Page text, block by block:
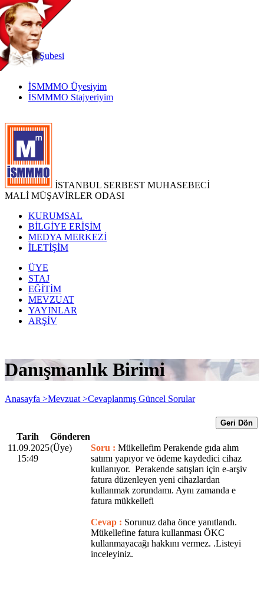
TR
|
EN
İnternetŞubesi
İSMMMO Üyesiyim
İSMMMO Stajyeriyim
İSTANBUL SERBEST MUHASEBECİ
MALİ MÜŞAVİRLER ODASI
KURUMSAL
BİLGİYE ERİŞİM
MEDYA MERKEZİ
İLETİŞİM
ÜYE
STAJ
EĞİTİM
MEVZUAT
YAYINLAR
ARŞİV
Danışmanlık Birimi
Anasayfa >Mevzuat >Cevaplanmış Güncel Sorular
Geri Dön
Tarih
Gönderen
11.09.2025
15:49
(Üye) Soru : Mükellefim Perakende gıda alım
satımı yapıyor ve ödeme kaydedici cihaz
kullanıyor. Perakende satışları için e-arşiv
fatura düzenleyen yeni cihazlardan
kullanmak zorundamı. Aynı zamanda e
fatura mükkellefi
Cevap : Sorunuz daha önce yanıtlandı.
Mükellefine fatura kullanması ÖKC
kullanmayacağı hakkını vermez. .Listeyi
inceleyiniz.